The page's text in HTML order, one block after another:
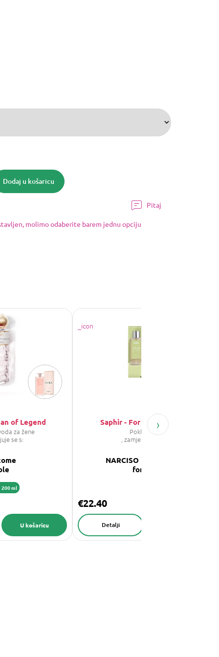
Dodaj u košaricu
Pitaj
molimo odaberite barem jednu opciju
of Legend
za žene
se s:
U košaricu
200 ml
Saphir - For Her by Saphir
Poklon set
, zamjenjuje se s:
NARCISO RODRIGUEZ
for her
€22.40
Detalji
›